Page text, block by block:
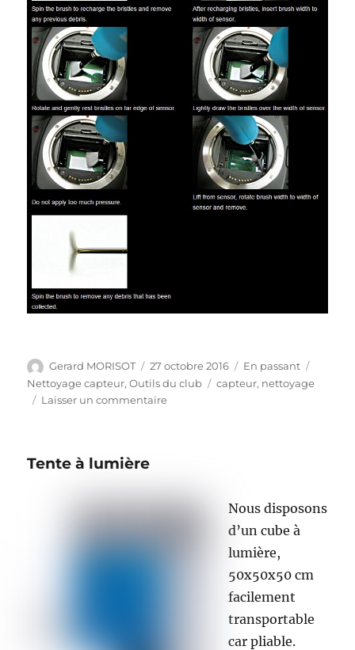
Auteur
Gerard MORISOT
Publié
le
27 octobre 2016 Format
En passant
Nettoyage capteur,Outils du club Étiquettes
capteur, nettoyage
Laisser un commentairesur
Tente à lumière
Nous disposons
d’un cube à
lumière,
50x50x50 cm
facilement
transportable
car pliable.